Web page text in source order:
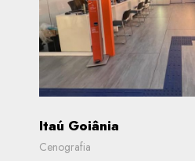
Itaú Goiânia
Cenografia